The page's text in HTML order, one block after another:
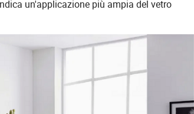
un'applicazione più ampia del vetro